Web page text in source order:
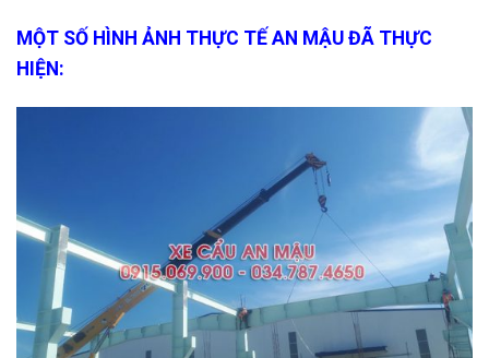
MỘT SỐ HÌNH ẢNH THỰC TẾ AN MẬU ĐÃ THỰC
HIỆN: